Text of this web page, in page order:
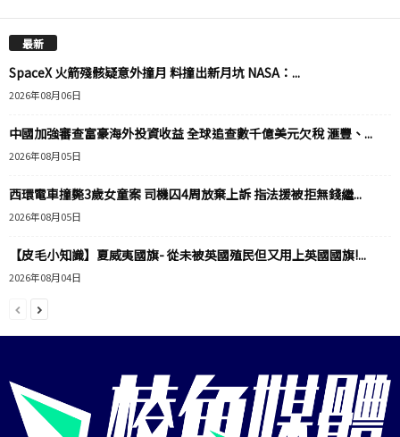
最新
SpaceX 火箭殘骸疑意外撞月 料撞出新月坑 NASA：...
2026年08月06日
中國加強審查富豪海外投資收益 全球追查數千億美元欠稅 滙豐、...
2026年08月05日
西環電車撞斃3歲女童案 司機囚4周放棄上訴 指法援被拒無錢繼...
2026年08月05日
【皮毛小知識】夏威夷國旗- 從未被英國殖民但又用上英國國旗!...
2026年08月04日